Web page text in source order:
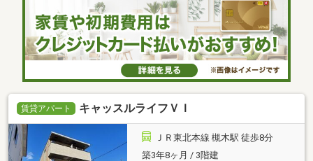
賃貸アパート キャッスルライフＶＩ
ＪＲ東北本線 槻木駅 徒歩8分
築3年8ヶ月 / 3階建